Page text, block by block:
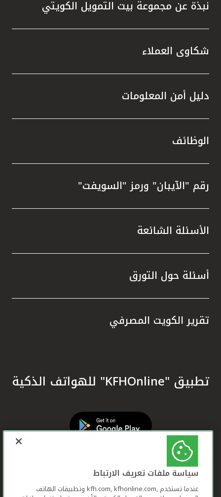
نبذة عن مجموعة بيت التمويل الكويتي
شكاوى العملاء
دليل أمن المعلومات
الوظائف
رقم "الآيبان" ورمز "السويفت"
الأسئلة الشائعة
أسئلة حول التورق
تقرير الكويت المصرفي
تطبيق "KFHOnline" للهواتف الذكية
سياسة ملفات تعريف الارتباط
عندما تستخدم ,kfh.com, kfhonline.com وتطبيقات الهاتف